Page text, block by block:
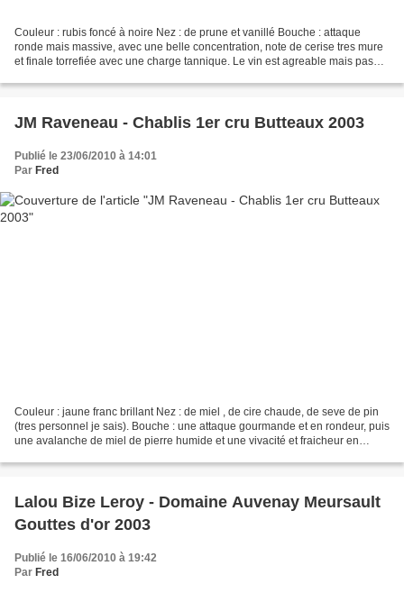
Couleur : rubis foncé à noire Nez : de prune et vanillé Bouche : attaque
ronde mais massive, avec une belle concentration, note de cerise tres mure
et finale torrefiée avec une charge tannique. Le vin est agreable mais pas
JM Raveneau - Chablis 1er cru Butteaux 2003
Publié le 23/06/2010 à 14:01
Par Fred
Couleur : jaune franc brillant Nez : de miel , de cire chaude, de seve de pin
(tres personnel je sais). Bouche : une attaque gourmande et en rondeur, puis
une avalanche de miel de pierre humide et une vivacité et fraicheur en
Lalou Bize Leroy - Domaine Auvenay Meursault
Gouttes d'or 2003
Publié le 16/06/2010 à 19:42
Par Fred